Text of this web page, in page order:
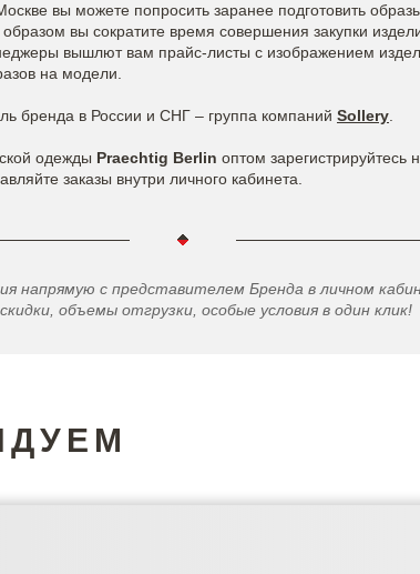
вы можете попросить заранее подготовить
вы сократите время совершения закупки
вышлют вам прайс-листы с изображением
на модели.
бренда в России и СНГ – группа компаний Sollery
одежды Praechtig Berlin оптом
заказы внутри личного кабинета.
напрямую с представителем Бренда в личном
объемы отгрузки, особые условия в один клик!